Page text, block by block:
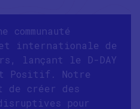
communauté
internationale de
lançant le D-DAY
Positif. Notre
de créer des
pour